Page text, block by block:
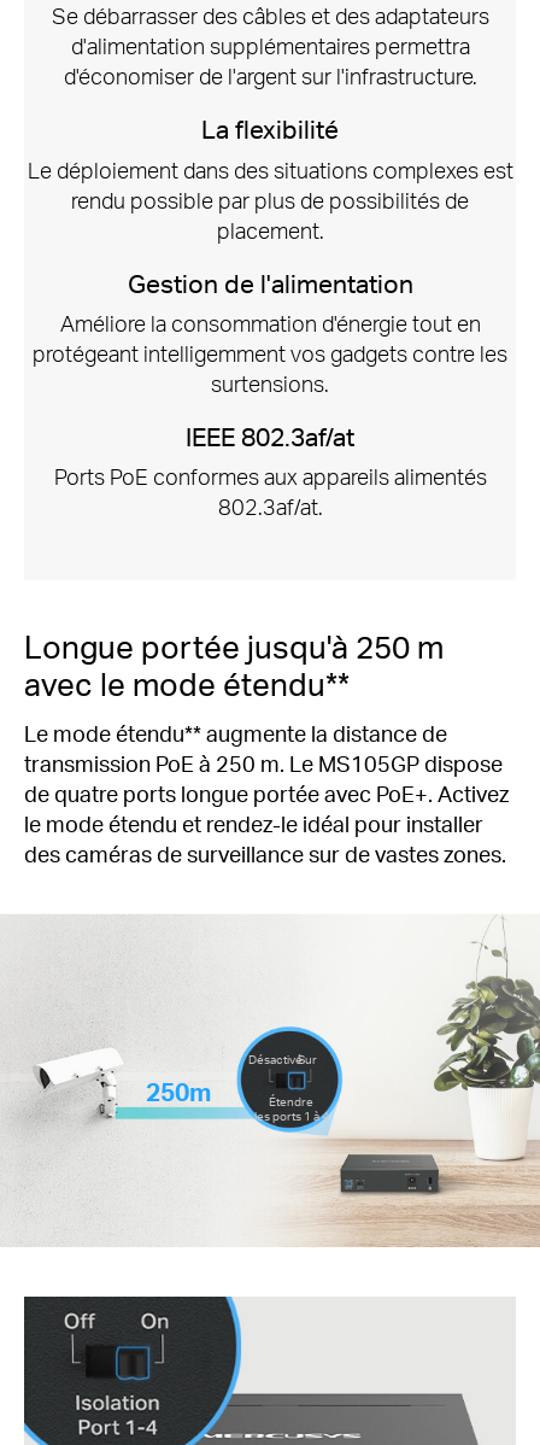
Se débarrasser des câbles et des adaptateurs
d'alimentation supplémentaires permettra
d'économiser de l'argent sur l'infrastructure.
La flexibilité
Le déploiement dans des situations complexes est
rendu possible par plus de possibilités de
placement.
Gestion de l'alimentation
Améliore la consommation d'énergie tout en
protégeant intelligemment vos gadgets contre les
surtensions.
IEEE 802.3af/at
Ports PoE conformes aux appareils alimentés
802.3af/at.
Longue portée jusqu'à 250 m
avec le mode étendu**
Le mode étendu** augmente la distance de
transmission PoE à 250 m. Le MS105GP dispose
de quatre ports longue portée avec PoE+. Activez
le mode étendu et rendez-le idéal pour installer
des caméras de surveillance sur de vastes zones.
250m
DésactivéSur
Étendre
les ports 1 à 4